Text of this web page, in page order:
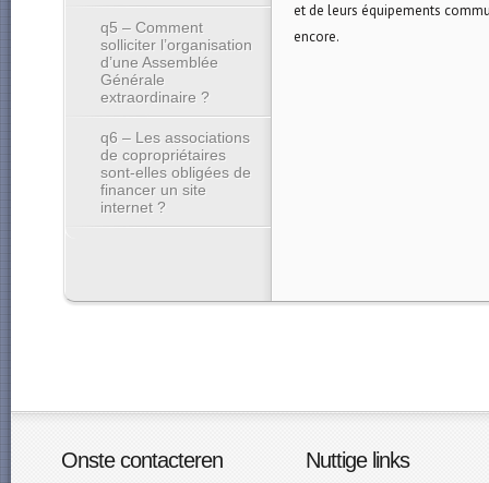
q5 – Comment
solliciter l’organisation
d’une Assemblée
Générale
extraordinaire ?
q6 – Les associations
de copropriétaires
sont-elles obligées de
financer un site
internet ?
et de leurs équipements
encore.
Onste contacteren Nuttige links